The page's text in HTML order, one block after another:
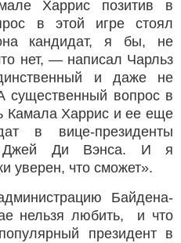
Харрис позитив в
в этой игре стоял
кандидат, я бы, не
нет, — написал Чарльз
и даже не
существенный вопрос в
Камала Харрис и ее еще
в вице-президенты
Джей Ди Вэнса. И я
уверен, что сможет».
Байдена-
нельзя любить, и что
президент в